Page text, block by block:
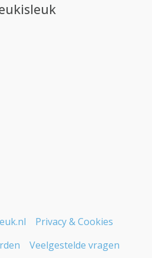
Privacy & Cookies
Veelgestelde vragen